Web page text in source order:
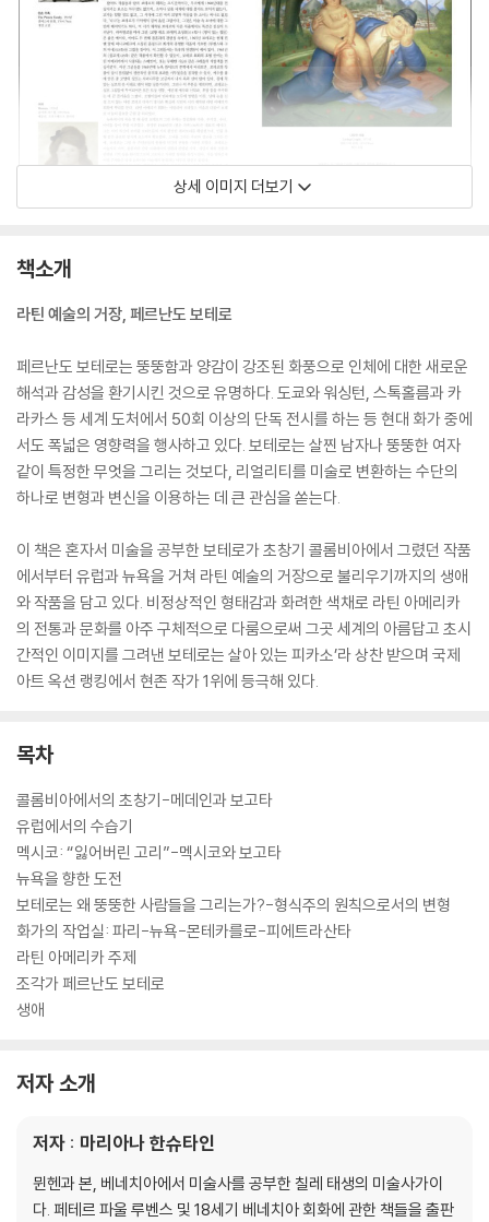
상세 이미지 더보기
책소개
라틴 예술의 거장, 페르난도 보테로
페르난도 보테로는 뚱뚱함과 양감이 강조된 화풍으로 인체에 대한 새로운
해석과 감성을 환기시킨 것으로 유명하다. 도쿄와 워싱턴, 스톡홀름과 카
라카스 등 세계 도처에서 50회 이상의 단독 전시를 하는 등 현대 화가 중에
서도 폭넓은 영향력을 행사하고 있다. 보테로는 살찐 남자나 뚱뚱한 여자
같이 특정한 무엇을 그리는 것보다, 리얼리티를 미술로 변환하는 수단의
하나로 변형과 변신을 이용하는 데 큰 관심을 쏟는다.
이 책은 혼자서 미술을 공부한 보테로가 초창기 콜롬비아에서 그렸던 작품
에서부터 유럽과 뉴욕을 거쳐 라틴 예술의 거장으로 불리우기까지의 생애
와 작품을 담고 있다. 비정상적인 형태감과 화려한 색채로 라틴 아메리카
의 전통과 문화를 아주 구체적으로 다룸으로써 그곳 세계의 아름답고 초시
간적인 이미지를 그려낸 보테로는 살아 있는 피카소’라 상찬 받으며 국제
아트 옥션 랭킹에서 현존 작가 1위에 등극해 있다.
목차
콜롬비아에서의 초창기-메데인과 보고타
유럽에서의 수습기
멕시코: “잃어버린 고리”-멕시코와 보고타
뉴욕을 향한 도전
보테로는 왜 뚱뚱한 사람들을 그리는가?-형식주의 원칙으로서의 변형
화가의 작업실: 파리-뉴욕-몬테카를로-피에트라산타
라틴 아메리카 주제
조각가 페르난도 보테로
생애
저자 소개
저자 : 마리아나 한슈타인
뮌헨과 본, 베네치아에서 미술사를 공부한 칠레 태생의 미술사가이
다. 페테르 파울 루벤스 및 18세기 베네치아 회화에 관한 책들을 출판